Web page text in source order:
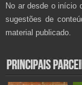
No ar desde o início
sugestões de
material publicado.